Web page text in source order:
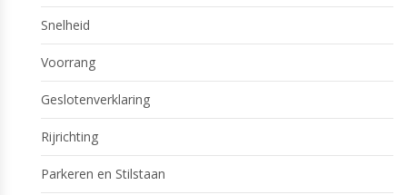
Snelheid
Voorrang
Geslotenverklaring
Rijrichting
Parkeren en Stilstaan